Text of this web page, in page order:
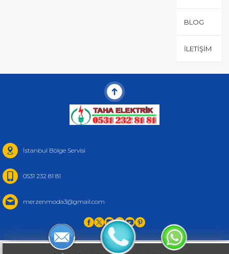
BLOG
İLETIŞIM
İstanbul Bölge Servisi
0531 232 81 81
merzenmoda3@gmail.com